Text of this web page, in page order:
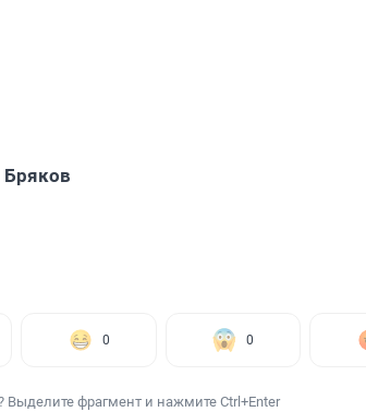
Бряков
0 0
Выделите фрагмент и нажмите Ctrl+Enter